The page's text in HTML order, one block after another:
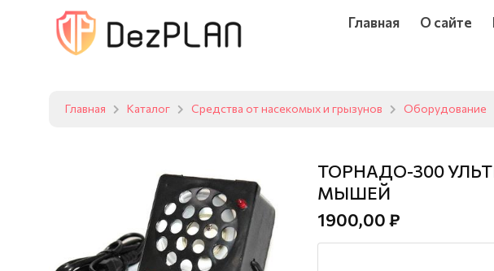
Главная О сайте
Главная Каталог Средства от насекомых и грызунов Оборудование
ТОРНАДО-300
МЫШЕЙ
1900,00 ₽